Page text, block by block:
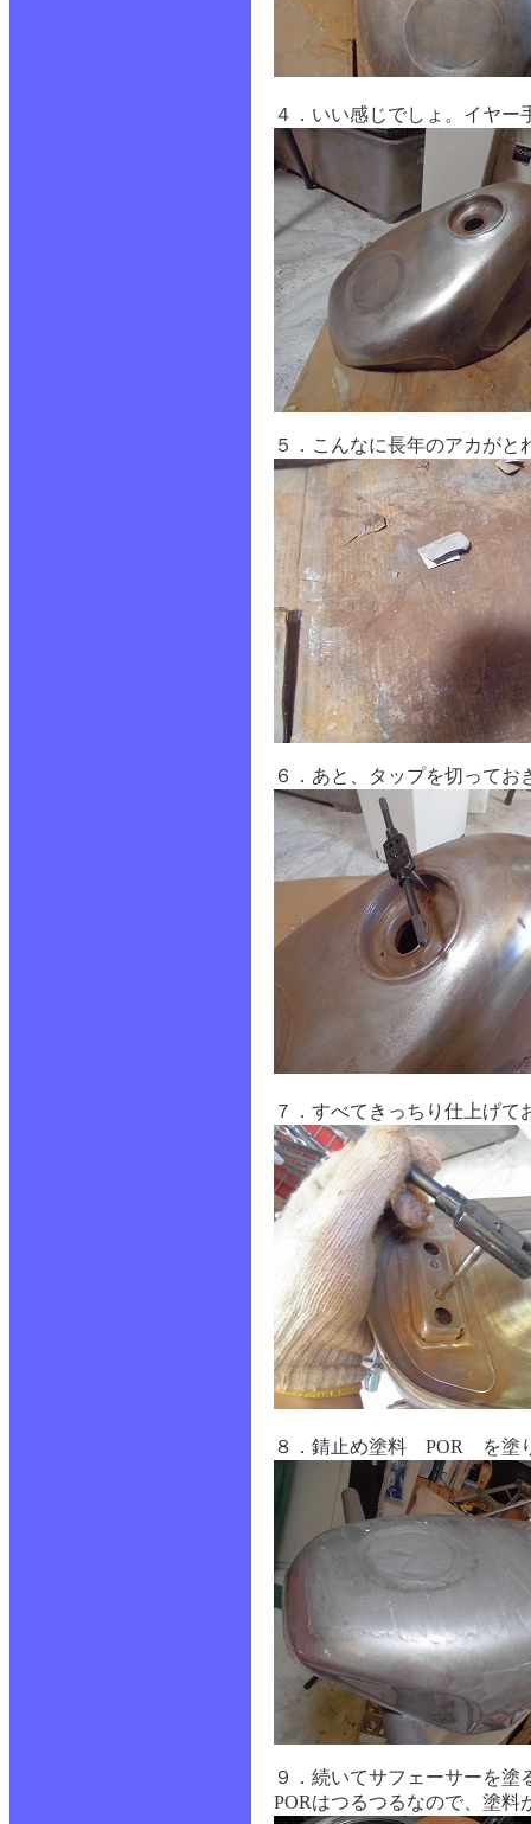
４．いい感じでしょ。イヤー
５．こんなに長年のアカがと
６．あと、タップを切ってお
７．すべてきっちり仕上げ
８．錆止め塗料 POR を塗
９．続いてサフェーサーを塗
PORはつるつるなので、塗